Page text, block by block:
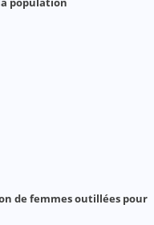
de femmes outillées pour